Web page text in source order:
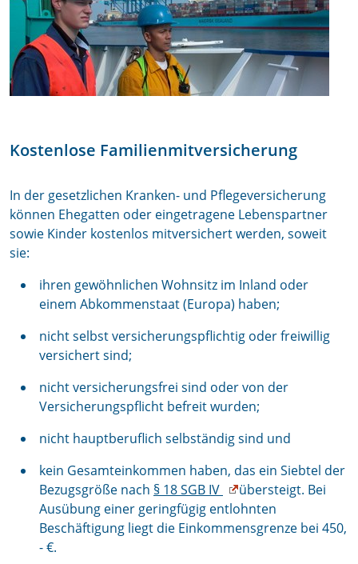
Kostenlose Familienmitversicherung
In der gesetzlichen Kranken- und Pflegeversicherung
können Ehegatten oder eingetragene Lebenspartner
sowie Kinder kostenlos mitversichert werden, soweit
sie:
ihren gewöhnlichen Wohnsitz im Inland oder
einem Abkommenstaat (Europa) haben;
nicht selbst versicherungspflichtig oder freiwillig
versichert sind;
nicht versicherungsfrei sind oder von der
Versicherungspflicht befreit wurden;
nicht hauptberuflich selbständig sind und
kein Gesamteinkommen haben, das ein Siebtel der
Bezugsgröße nach § 18 SGB IV
übersteigt. Bei
Ausübung einer geringfügig entlohnten
Beschäftigung liegt die Einkommensgrenze bei 450,
- €.